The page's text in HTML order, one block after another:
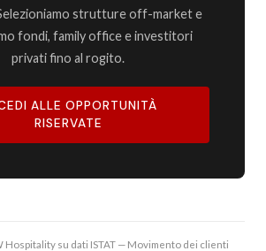
strutture off-market e
fondi, family office e investitori
privati fino al rogito.
ALLE OPPORTUNITÀ
RISERVATE
Hospitality su dati ISTAT — Movimento dei clienti